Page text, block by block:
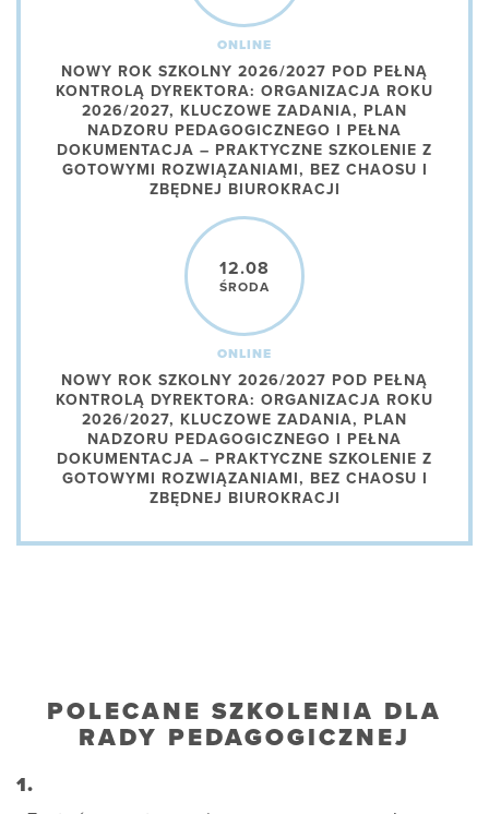
ONLINE
NOWY ROK SZKOLNY 2026/2027 POD PEŁNĄ
KONTROLĄ DYREKTORA: ORGANIZACJA ROKU
2026/2027, KLUCZOWE ZADANIA, PLAN
NADZORU PEDAGOGICZNEGO I PEŁNA
DOKUMENTACJA – PRAKTYCZNE SZKOLENIE Z
GOTOWYMI ROZWIĄZANIAMI, BEZ CHAOSU I
ZBĘDNEJ BIUROKRACJI
12.08
ŚRODA
ONLINE
NOWY ROK SZKOLNY 2026/2027 POD PEŁNĄ
KONTROLĄ DYREKTORA: ORGANIZACJA ROKU
2026/2027, KLUCZOWE ZADANIA, PLAN
NADZORU PEDAGOGICZNEGO I PEŁNA
DOKUMENTACJA – PRAKTYCZNE SZKOLENIE Z
GOTOWYMI ROZWIĄZANIAMI, BEZ CHAOSU I
ZBĘDNEJ BIUROKRACJI
POLECANE SZKOLENIA DLA
RADY PEDAGOGICZNEJ
1.